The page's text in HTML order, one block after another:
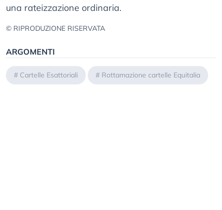
una rateizzazione ordinaria.
© RIPRODUZIONE RISERVATA
ARGOMENTI
# Cartelle Esattoriali # Rottamazione cartelle Equitalia